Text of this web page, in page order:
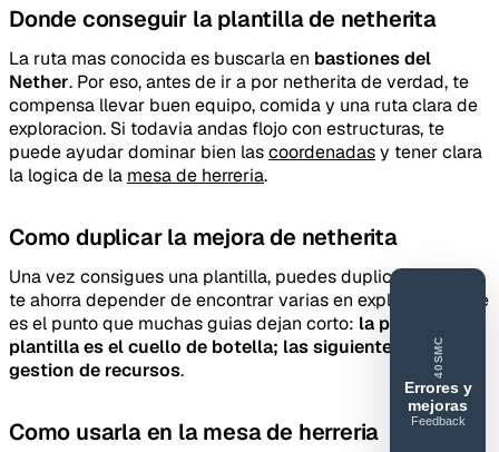
Donde conseguir la plantilla de netherita
La ruta mas conocida es buscarla en bastiones del
Nether. Por eso, antes de ir a por netherita de verdad, te
compensa llevar buen equipo, comida y una ruta clara de
exploracion. Si todavia andas flojo con estructuras, te
puede ayudar dominar bien lascoordenadasy tener clara
la logica de la mesa de herreria.
Como duplicar la mejora de netherita
Una vez consigues una plantilla, puedes duplicarla y eso
te ahorra depender de encontrar varias en exploracion. Ese
es el punto que muchas guias dejan corto: la primera
plantilla es el cuello de botella; las siguientes ya son
gestion de recursos.
Como usarla en la mesa de herreria
40SMC
Errores y
mejoras
Feedback
40SERVIDORESMC